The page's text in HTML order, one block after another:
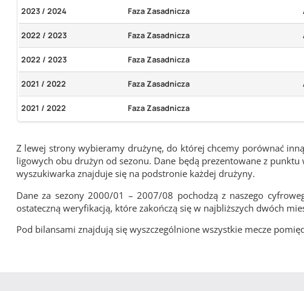
2023 / 2024 Faza Zasadnicza
2022 / 2023 Faza Zasadnicza
2022 / 2023 Faza Zasadnicza
2021 / 2022 Faza Zasadnicza
2021 / 2022 Faza Zasadnicza
Z lewej strony wybieramy drużynę, do której chcemy porównać
ligowych obu drużyn od sezonu. Dane będą prezentowane z
wyszukiwarka znajduje się na podstronie każdej drużyny.
Dane za sezony 2000/01 – 2007/08 pochodzą z naszego
ostateczną weryfikacją, które zakończą się w najbliższych dwóch
Pod bilansami znajdują się wyszczególnione wszystkie mecze